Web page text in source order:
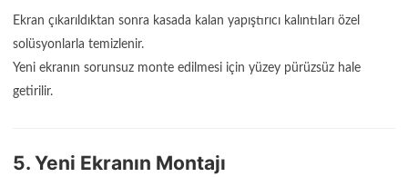
Ekran çıkarıldıktan sonra kasada kalan yapıştırıcı kalıntıları özel
solüsyonlarla temizlenir.
Yeni ekranın sorunsuz monte edilmesi için yüzey pürüzsüz hale
getirilir.
5. Yeni Ekranın Montajı